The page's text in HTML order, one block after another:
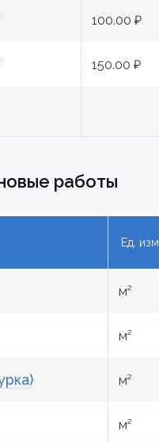
100.00 ₽
150.00 ₽
работы
Ед. изм.
м²
м²
м²
м²